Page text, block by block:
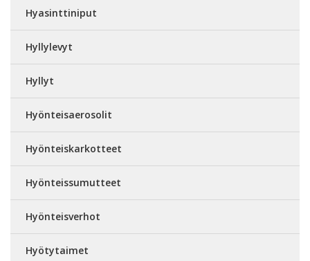
Hyasinttiniput
Hyllylevyt
Hyllyt
Hyönteisaerosolit
Hyönteiskarkotteet
Hyönteissumutteet
Hyönteisverhot
Hyötytaimet